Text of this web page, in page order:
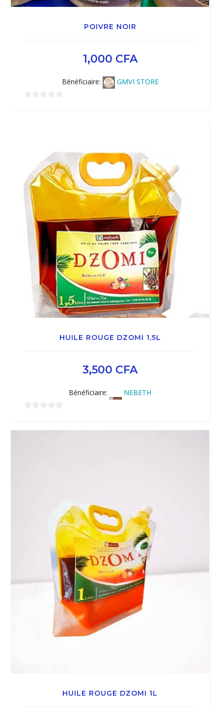
POIVRE NOIR
1,000 CFA
Bénéficiaire: GMVI STORE
HUILE ROUGE DZOMI 1,5L
3,500 CFA
Bénéficiaire: NEBETH
HUILE ROUGE DZOMI 1L